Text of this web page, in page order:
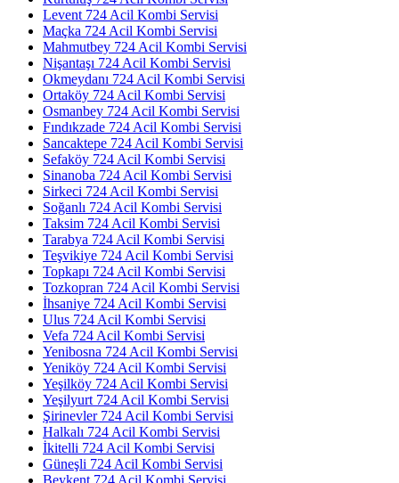
Levent 724 Acil Kombi Servisi
Maçka 724 Acil Kombi Servisi
Mahmutbey 724 Acil Kombi Servisi
Nişantaşı 724 Acil Kombi Servisi
Okmeydanı 724 Acil Kombi Servisi
Ortaköy 724 Acil Kombi Servisi
Osmanbey 724 Acil Kombi Servisi
Fındıkzade 724 Acil Kombi Servisi
Sancaktepe 724 Acil Kombi Servisi
Sefaköy 724 Acil Kombi Servisi
Sinanoba 724 Acil Kombi Servisi
Sirkeci 724 Acil Kombi Servisi
Soğanlı 724 Acil Kombi Servisi
Taksim 724 Acil Kombi Servisi
Tarabya 724 Acil Kombi Servisi
Teşvikiye 724 Acil Kombi Servisi
Topkapı 724 Acil Kombi Servisi
Tozkopran 724 Acil Kombi Servisi
İhsaniye 724 Acil Kombi Servisi
Ulus 724 Acil Kombi Servisi
Vefa 724 Acil Kombi Servisi
Yenibosna 724 Acil Kombi Servisi
Yeniköy 724 Acil Kombi Servisi
Yeşilköy 724 Acil Kombi Servisi
Yeşilyurt 724 Acil Kombi Servisi
Şirinevler 724 Acil Kombi Servisi
Halkalı 724 Acil Kombi Servisi
İkitelli 724 Acil Kombi Servisi
Güneşli 724 Acil Kombi Servisi
Beykent 724 Acil Kombi Servisi